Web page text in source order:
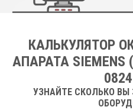
КАЛЬКУЛЯТОР
АПАРАТА SIEMENS
УЗНАЙТЕ СКОЛЬКО ВЫ